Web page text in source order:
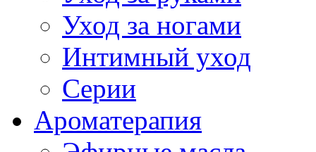
Уход за ногами
Интимный уход
Серии
Ароматерапия